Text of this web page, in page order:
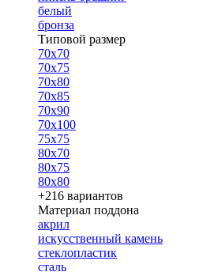
белый
бронза
Типовой размер
70х70
70х75
70х80
70х85
70х90
70х100
75х75
80х70
80х75
80х80
+216 вариантов
Материал поддона
акрил
искусственный камень
стеклопластик
сталь